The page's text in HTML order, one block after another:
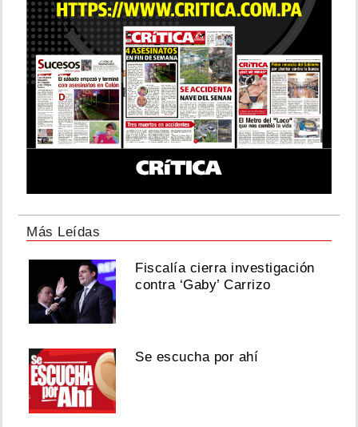
Más Leídas
Fiscalía cierra investigación
contra ‘Gaby’ Carrizo
Se escucha por ahí